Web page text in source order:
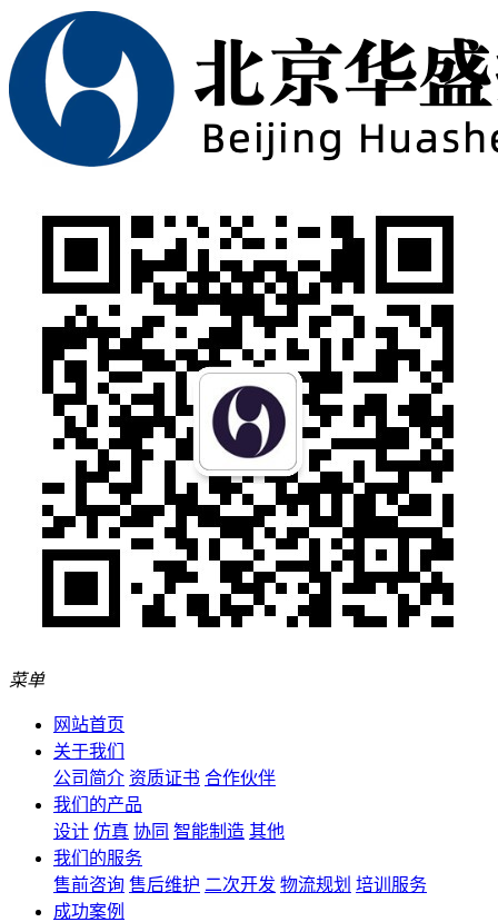
菜单
网站首页
关于我们
公司简介 资质证书 合作伙伴
我们的产品
设计 仿真 协同 智能制造 其他
我们的服务
售前咨询 售后维护 二次开发 物流规划 培训服务
成功案例